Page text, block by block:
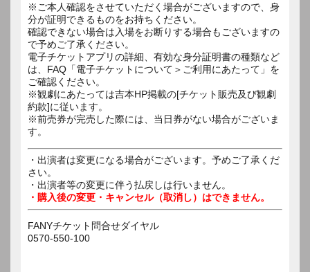
※ご本人確認をさせていただく場合がございますので、身
分が証明できるものをお持ちください。
確認できない場合は入場をお断りする場合もございますの
で予めご了承ください。
電子チケットアプリの詳細、有効な身分証明書の種類など
は、FAQ「電子チケットについて＞ご利用にあたって」を
ご確認ください。
※観劇にあたっては吉本HP掲載の[チケット販売及び観劇
約款]に従います。
※前売券が完売した際には、当日券がない場合がございま
す。
・出演者は変更になる場合がございます。予めご了承くだ
さい。
・出演者等の変更に伴う払戻しは行いません。
・購入後の変更・キャンセル（取消し）はできません。
FANYチケット問合せダイヤル
0570-550-100